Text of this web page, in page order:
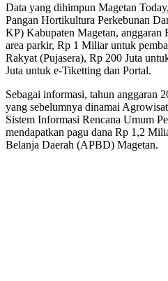
Data yang dihimpun Magetan
Pangan Hortikultura Perkebunan
KP) Kabupaten Magetan,
area parkir, Rp 1 Miliar untuk
Rakyat (Pujasera), Rp 200 Juta
Juta untuk e-Tiketting dan Portal.
Sebagai informasi, tahun anggaran
yang sebelumnya dinamai
Sistem Informasi Rencana Umum
mendapatkan pagu dana Rp 1,2
Belanja Daerah (APBD) Magetan.